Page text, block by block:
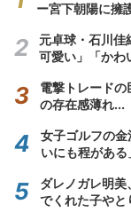
ー宮下朝陽に擁
元卓球・石川
可愛い」「かわ
電撃トレード
の存在感薄れ...
女子ゴルフの
いにも程があ
ダレノガレ明
でくれた子やと